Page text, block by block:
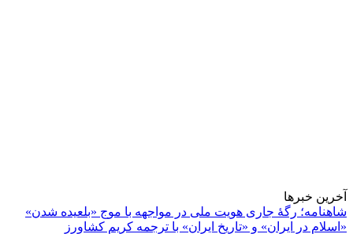
آخرین خبرها
شاهنامه؛ رگۀ جاری هویت ملی در مواجهه با موج «بلعیده شدن»
«اسلام در ایران» و «تاریخ ایران» با ترجمه کریم کشاورز